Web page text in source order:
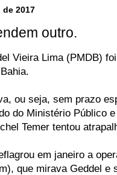
2017
outro.
Vieira Lima (PMDB)
ou seja, sem prazo
do Ministério Público
Temer tentou
em janeiro a
que mirava Geddel e